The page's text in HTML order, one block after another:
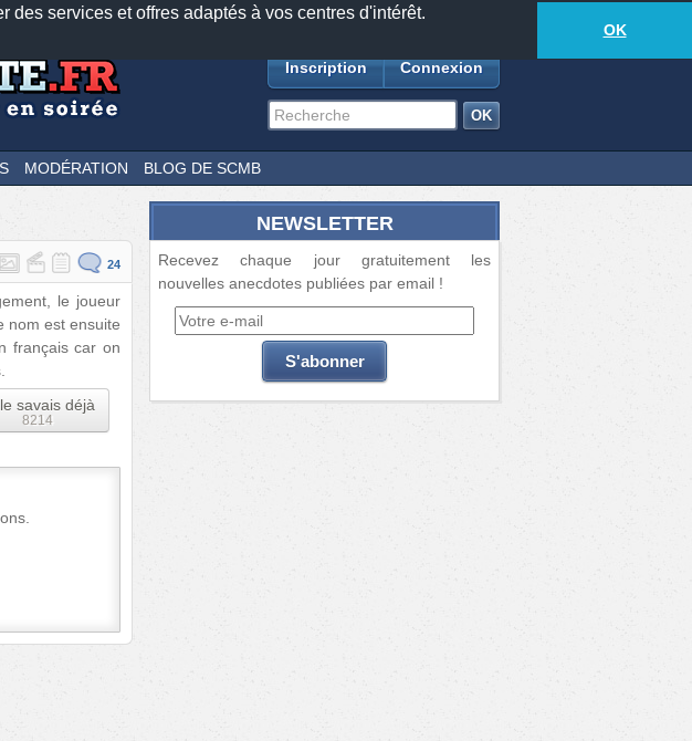
services et offres adaptés à vos centres d'intérêt.
OK
Newsletter Facebook
TwitterFeeds18881 anecdotes-511lecteurs connectés
Inscription Connexion
MODÉRATION BLOG DE SCMB
24
le joueur
nom est ensuite
français car on
savais déjà
8214
NEWSLETTER
Recevez chaque jour gratuitement les
nouvelles anecdotes publiées par email !